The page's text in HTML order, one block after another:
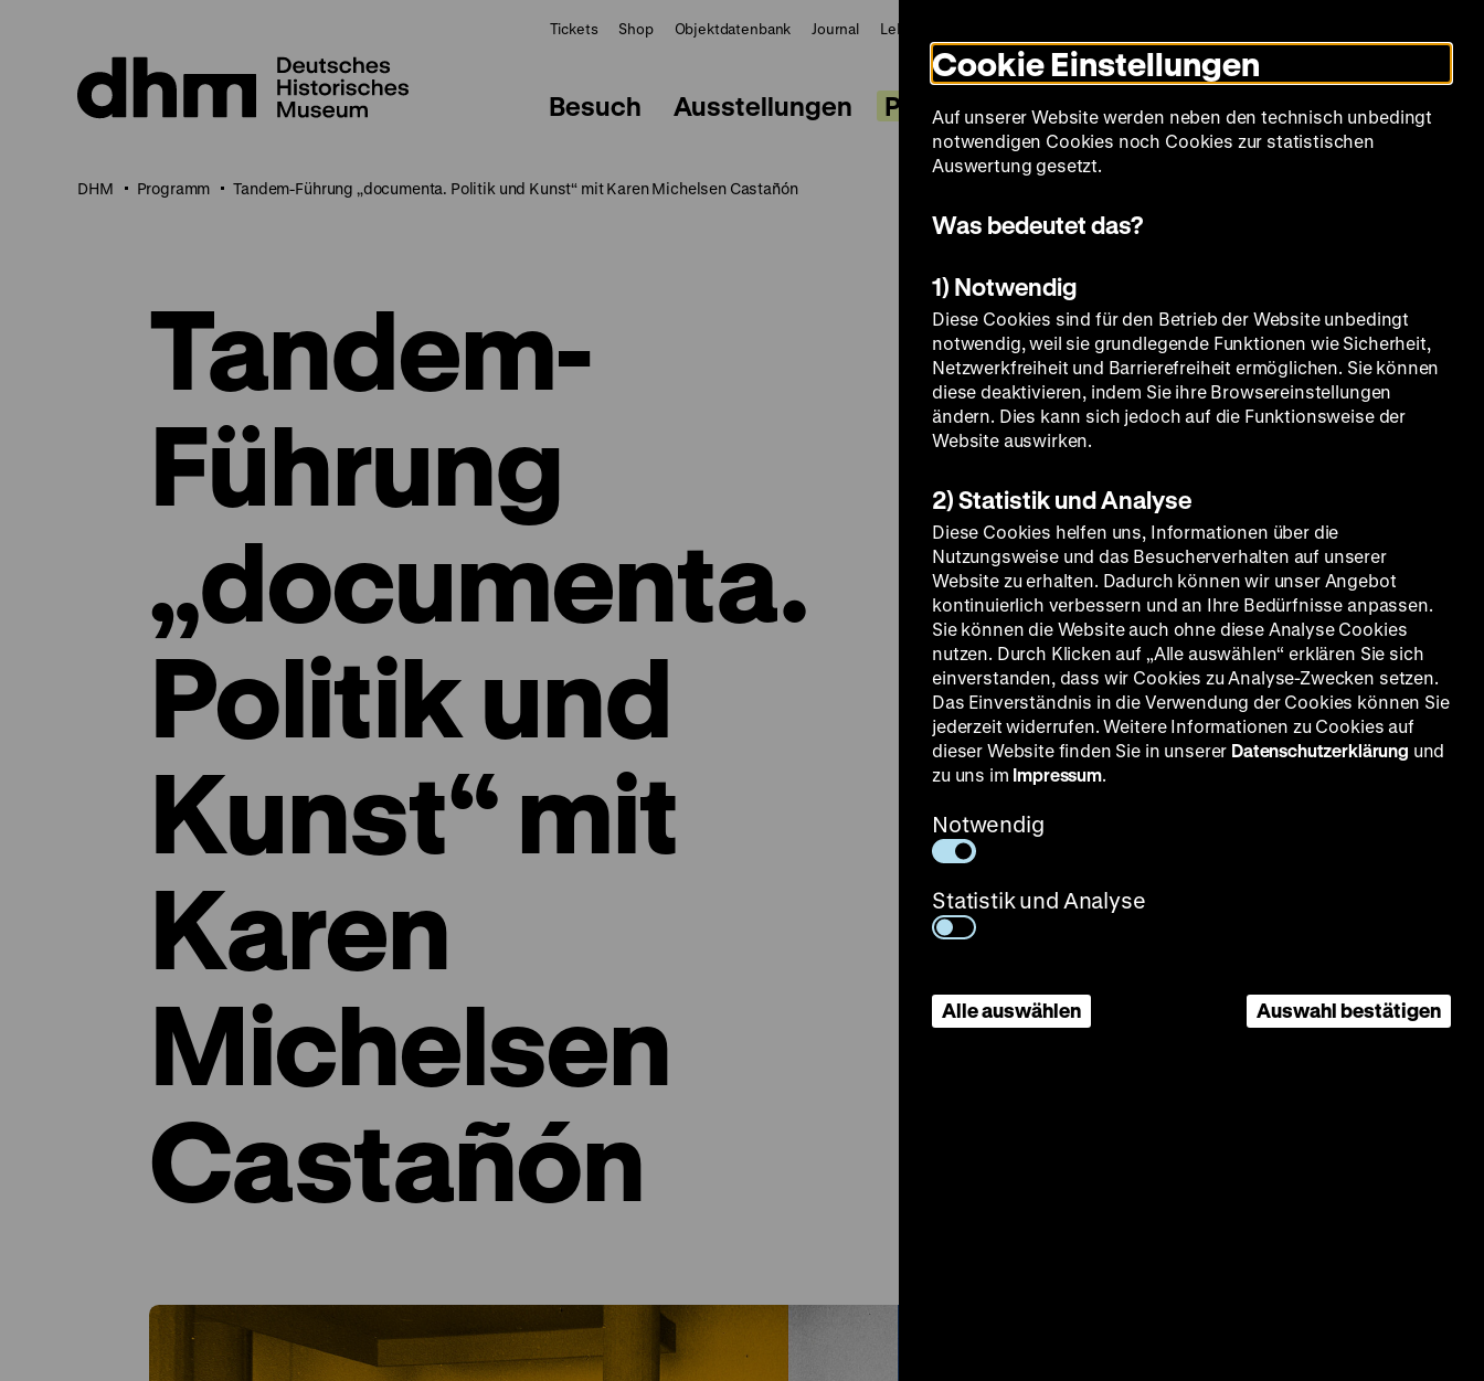
Seiteninhalt
springen
Tickets Shop Objektdatenbank Journal LeMO
Modus
umschalten
zum
Deutschen
Historischen
in
Deutscher
zum
Deutschen
Historischen
in
Leichter
Besuch Ausstellungen Programm Sammlung Bildung Museum
DHM Programm Tandem-Führung „documenta. Politik und Kunst“ mit Karen Michelsen Castañón
Tandem-
Führung
„documenta.
Politik und
Kunst“ mit
Karen
Michelsen
Castañón
Cookie Einstellungen
Auf unserer Website werden neben den technisch unbedingt
notwendigen Cookies noch Cookies zur statistischen
Auswertung gesetzt.
Was bedeutet das?
1) Notwendig
Diese Cookies sind für den Betrieb der Website unbedingt
notwendig, weil sie grundlegende Funktionen wie Sicherheit,
Netzwerkfreiheit und Barrierefreiheit ermöglichen. Sie können
diese deaktivieren, indem Sie ihre Browsereinstellungen
ändern. Dies kann sich jedoch auf die Funktionsweise der
Website auswirken.
2) Statistik und Analyse
Diese Cookies helfen uns, Informationen über die
Nutzungsweise und das Besucherverhalten auf unserer
Website zu erhalten. Dadurch können wir unser Angebot
kontinuierlich verbessern und an Ihre Bedürfnisse anpassen.
Sie können die Website auch ohne diese Analyse Cookies
nutzen. Durch Klicken auf „Alle auswählen“ erklären Sie sich
einverstanden, dass wir Cookies zu Analyse-Zwecken setzen.
Das Einverständnis in die Verwendung der Cookies können Sie
jederzeit widerrufen. Weitere Informationen zu Cookies auf
dieser Website finden Sie in unserer Datenschutzerklärung und
zu uns im Impressum.
Notwendig
Statistik und Analyse
Alle auswählen Auswahl bestätigen